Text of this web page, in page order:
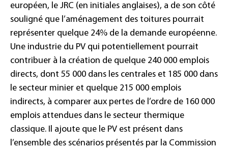
européen, le JRC (en initiales anglaises), a de son côté
souligné que l’aménagement des toitures pourrait
représenter quelque 24% de la demande européenne.
Une industrie du PV qui potentiellement pourrait
contribuer à la création de quelque 240 000 emplois
directs, dont 55 000 dans les centrales et 185 000 dans
le secteur minier et quelque 215 000 emplois
indirects, à comparer aux pertes de l’ordre de 160 000
emplois attendues dans le secteur thermique
classique. Il ajoute que le PV est présent dans
l’ensemble des scénarios présentés par la Commission